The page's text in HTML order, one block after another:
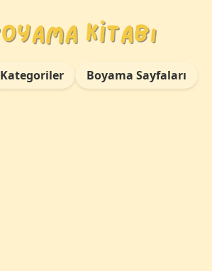
Kategoriler Boyama Sayfaları